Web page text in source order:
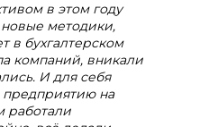
50
в этом году
методики,
в бухгалтерском
компаний, вникали
И для себя
предприятию на
работали